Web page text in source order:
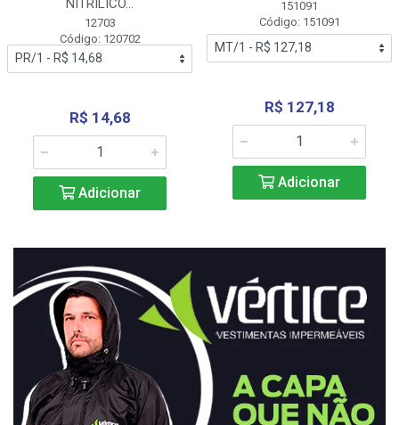
NITRÍLICO...
12703
Código: 120702
R$ 14,68
Adicionar
151091
Código: 151091
R$ 127,18
Adicionar